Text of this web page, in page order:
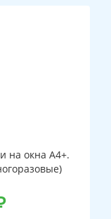
на окна А4+.